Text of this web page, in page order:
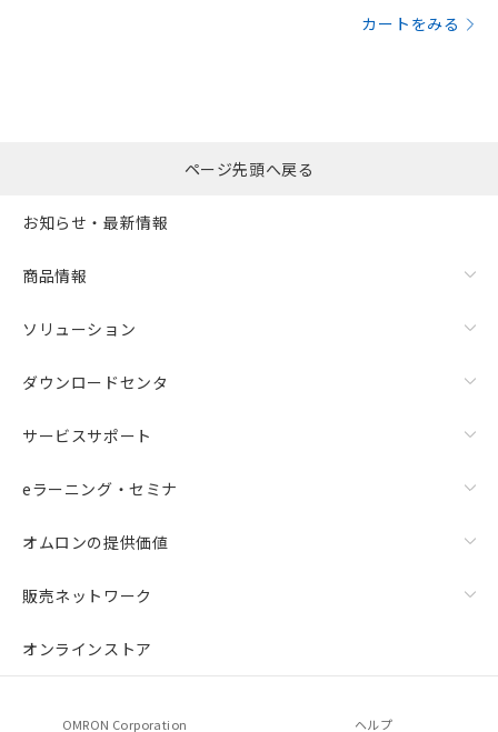
カートをみる
ページ先頭へ戻る
お知らせ・最新情報
商品情報
ソリューション
ダウンロードセンタ
サービスサポート
eラーニング・セミナ
オムロンの提供価値
販売ネットワーク
オンラインストア
OMRON Corporation ヘルプ